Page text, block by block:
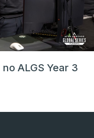
ALGS Year 3